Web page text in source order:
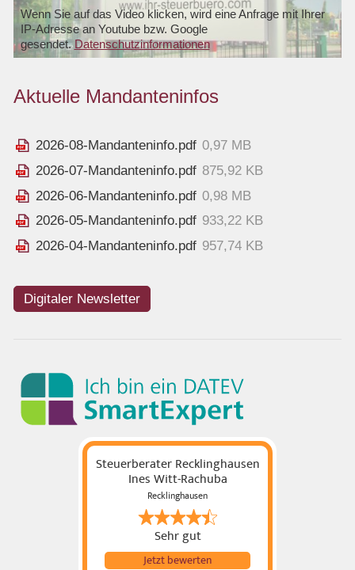
Wenn Sie auf das Video klicken, wird eine Anfrage mit Ihrer
IP-Adresse an Youtube bzw. Google
gesendet.Datenschutzinformationen
Aktuelle Mandanteninfos
2026-08-Mandanteninfo.pdf 0,97 MB
2026-07-Mandanteninfo.pdf 875,92 KB
2026-06-Mandanteninfo.pdf 0,98 MB
2026-05-Mandanteninfo.pdf 933,22 KB
2026-04-Mandanteninfo.pdf 957,74 KB
Digitaler Newsletter
Steuerberater Recklinghausen
Ines Witt-Rachuba
Recklinghausen
Sehr gut
Jetzt bewerten